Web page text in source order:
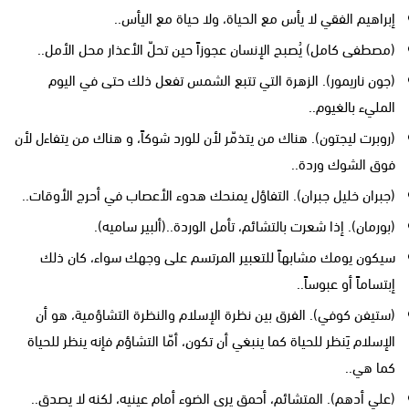
إبراهيم الفقي لا يأس مع الحياة، ولا حياة مع اليأس..
(مصطفى كامل) يُصبح الإنسان عجوزاً حين تحلّ الأعذار محل الأمل..
(جون ناريمور). الزهرة التي تتبع الشمس تفعل ذلك حتى في اليوم
المليء بالغيوم..
(روبرت ليجتون). هناك من يتذمّر لأن للورد شوكاً، و هناك من يتفاءل لأن
فوق الشوك وردة..
(جبران خليل جبران). التفاؤل يمنحك هدوء الأعصاب في أحرج الأوقات..
(بورمان). إذا شعرت بالتشائم، تأمل الوردة..(ألبير ساميه).
سيكون يومك مشابهاً للتعبير المرتسم على وجهك سواء، كان ذلك
إبتساماً أو عبوساً..
(ستيفن كوفي). الفرق بين نظرة الإسلام والنظرة التشاؤمية، هو أن
الإسلام يَنظر للحياة كما ينبغي أن تكون، أمّا التشاؤم فإنه ينظر للحياة
كما هي..
(علي أدهم). المتشائم، أحمق يرى الضوء أمام عينيه، لكنه لا يصدق..